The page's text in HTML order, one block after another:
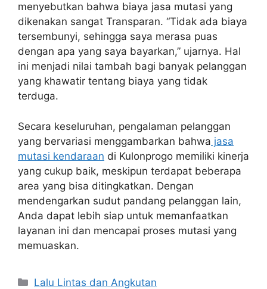
menyebutkan bahwa biaya jasa mutasi yang
dikenakan sangat Transparan. “Tidak ada biaya
tersembunyi, sehingga saya merasa puas
dengan apa yang saya bayarkan,” ujarnya. Hal
ini menjadi nilai tambah bagi banyak pelanggan
yang khawatir tentang biaya yang tidak
terduga.
Secara keseluruhan, pengalaman pelanggan
yang bervariasi menggambarkan bahwa jasa
mutasi kendaraan di Kulonprogo memiliki kinerja
yang cukup baik, meskipun terdapat beberapa
area yang bisa ditingkatkan. Dengan
mendengarkan sudut pandang pelanggan lain,
Anda dapat lebih siap untuk memanfaatkan
layanan ini dan mencapai proses mutasi yang
memuaskan.
Categories
Lalu Lintas dan Angkutan